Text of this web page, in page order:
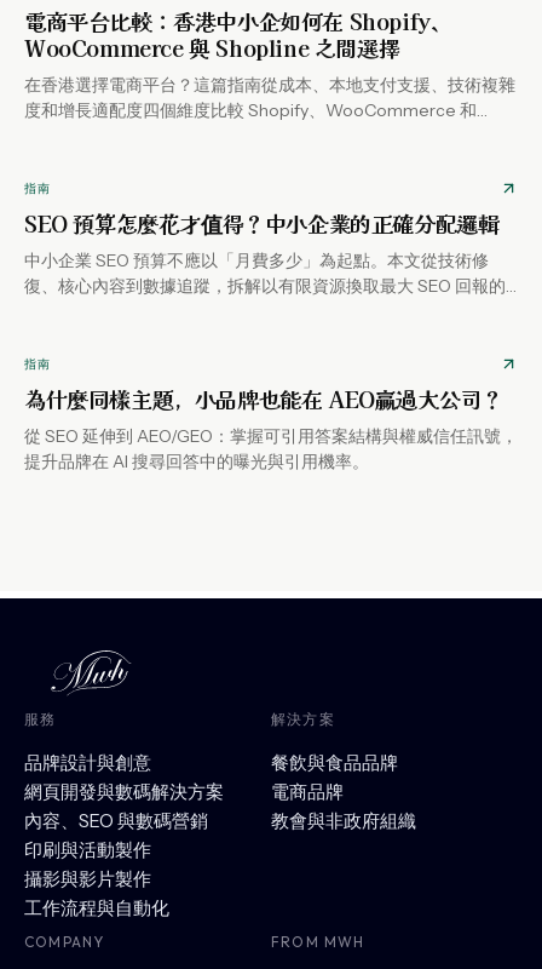
電商平台比較：香港中小企如何在 Shopify、
WooCommerce 與 Shopline 之間選擇
在香港選擇電商平台？這篇指南從成本、本地支付支援、技術複雜
度和增長適配度四個維度比較 Shopify、WooCommerce 和
指南
SEO 預算怎麼花才值得？中小企業的正確分配邏輯
中小企業 SEO 預算不應以「月費多少」為起點。本文從技術修
復、核心內容到數據追蹤，拆解以有限資源換取最大 SEO 回報的
指南
為什麼同樣主題，小品牌也能在 AEO贏過大公司？
從 SEO 延伸到 AEO/GEO：掌握可引用答案結構與權威信任訊號，
提升品牌在 AI 搜尋回答中的曝光與引用機率。
服務
品牌設計與創意
網頁開發與數碼解決方案
內容、SEO 與數碼營銷
印刷與活動製作
攝影與影片製作
工作流程與自動化
解決方案
餐飲與食品品牌
電商品牌
教會與非政府組織
COMPANY FROM MWH